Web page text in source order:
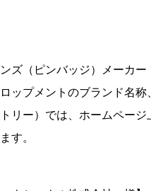
ズ（ピンバッジ）メーカ
ップメントのブランド名
リー）では、ホームペー
す。